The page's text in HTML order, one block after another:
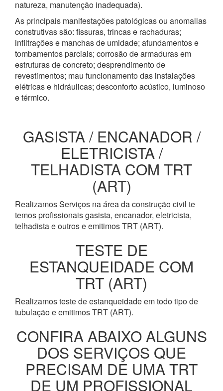
natureza, manutenção inadequada).
As principais manifestações patológicas ou anomalias
construtivas são: fissuras, trincas e rachaduras;
infiltrações e manchas de umidade; afundamentos e
tombamentos parciais; corrosão de armaduras em
estruturas de concreto; desprendimento de
revestimentos; mau funcionamento das instalações
elétricas e hidráulicas; desconforto acústico, luminoso
e térmico.
GASISTA / ENCANADOR /
ELETRICISTA /
TELHADISTA COM TRT
(ART)
Realizamos Serviços na área da construção civil te
temos profissionais gasista, encanador, eletricista,
telhadista e outros e emitimos TRT (ART).
TESTE DE
ESTANQUEIDADE COM
TRT (ART)
Realizamos teste de estanqueidade em todo tipo de
tubulação e emitimos TRT (ART).
CONFIRA ABAIXO ALGUNS
DOS SERVIÇOS QUE
PRECISAM DE UMA TRT
DE UM PROFISSIONAL